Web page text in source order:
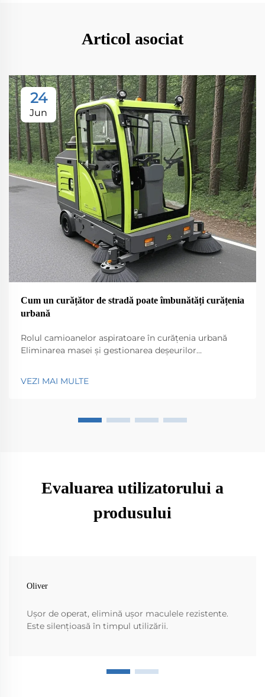
Articol asociat
24
Jun
Cum un curățător de stradă poate îmbunătăți curățenia
urbană
Rolul camioanelor aspiratoare în curățenia urbană
Eliminarea masei și gestionarea deșeurilor
felul de lucruri care ajung pe străzi - gunoaie, frunze,
VEZI MAI MULTE
Evaluarea utilizatorului a
produsului
Oliver
Ușor de operat, elimină ușor maculele rezistente.
Este silențioasă în timpul utilizării.